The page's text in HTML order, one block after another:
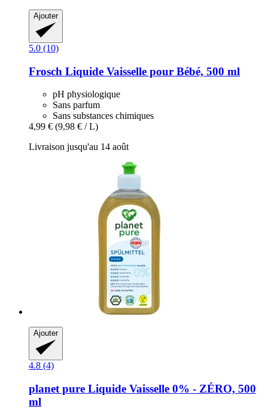
Ajouter
5.0 (10)
Frosch Liquide Vaisselle pour Bébé, 500 ml
pH physiologique
Sans parfum
Sans substances chimiques
4,99 € (9,98 € / L)
Livraison jusqu'au 14 août
Ajouter
4.8 (4)
planet pure Liquide Vaisselle 0% -​ ZÉRO, 500
ml